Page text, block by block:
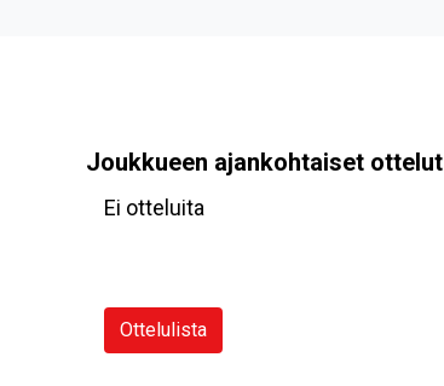
Joukkueen ajankohtaiset ottelut
Ei otteluita
Ottelulista